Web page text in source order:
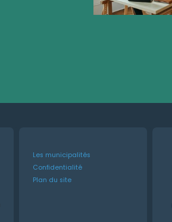
Les municipalités
Confidentialité
Plan du site